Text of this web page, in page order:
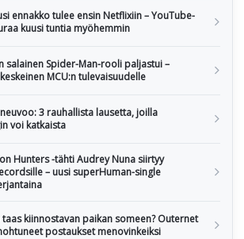
ennakko tulee ensin Netflixiin – YouTube-
kuusi tuntia myöhemmin
salainen Spider-Man-rooli paljastui –
MCU:n tulevaisuudelle
3 rauhallista lausetta, joilla
voi katkaista
Hunters -tähti Audrey Nuna siirtyy
– uusi superHuman-single
kiinnostavan paikan someen? Outernet
postaukset menovinkeiksi